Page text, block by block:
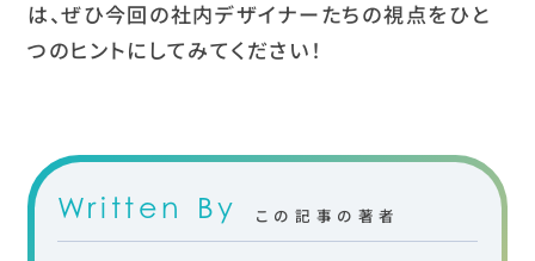
は、ぜひ今回の社内デザイナーたちの視点をひと
つのヒントにしてみてください！
Written By この記事の著者